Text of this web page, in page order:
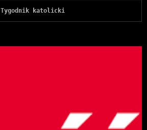
Tygodnik katolicki